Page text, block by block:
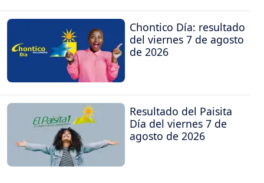
Chontico Día: resultado
del viernes 7 de agosto
de 2026
Resultado del Paisita
Día del viernes 7 de
agosto de 2026